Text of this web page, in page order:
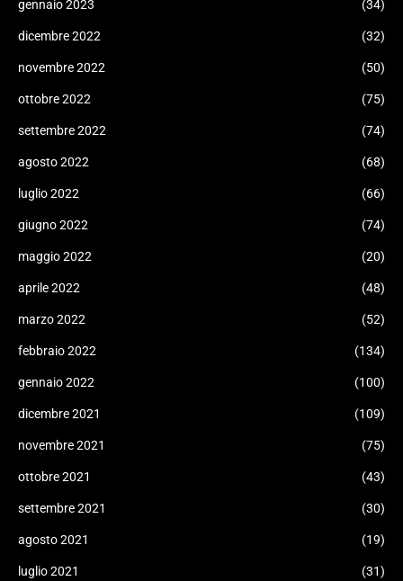
gennaio 2023 (34)
dicembre 2022 (32)
novembre 2022 (50)
ottobre 2022 (75)
settembre 2022 (74)
agosto 2022 (68)
luglio 2022 (66)
giugno 2022 (74)
maggio 2022 (20)
aprile 2022 (48)
marzo 2022 (52)
febbraio 2022 (134)
gennaio 2022 (100)
dicembre 2021 (109)
novembre 2021 (75)
ottobre 2021 (43)
settembre 2021 (30)
agosto 2021 (19)
luglio 2021 (31)